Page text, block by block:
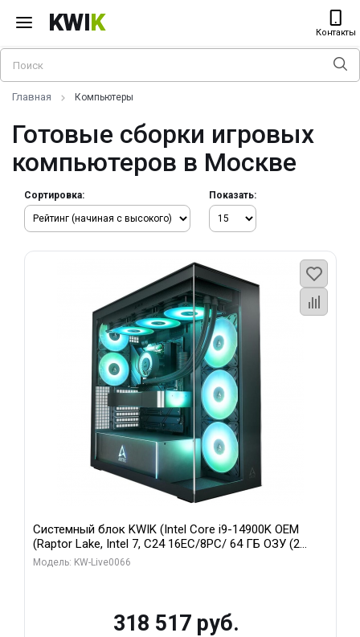
KWIK Контакты
Главная Компьютеры
Готовые сборки игровых
компьютеров в Москве
Сортировка: Показать:
Системный блок KWIK (Intel Core i9-14900K OEM
(Raptor Lake, Intel 7, C24 16EC/8PC/ 64 ГБ ОЗУ (2
модуля)/ Gigabyte RTX5080 XTREME WATERFORCE
Модель: KW-Live0066
318 517 руб.